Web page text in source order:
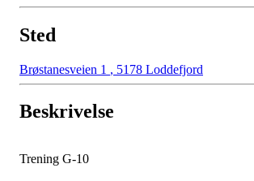
Sted
Brøstanesveien 1 , 5178 Loddefjord
Beskrivelse
Trening G-10